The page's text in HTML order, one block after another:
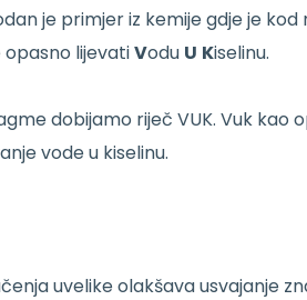
je primjer iz kemije gdje je
opasno lijevatiVodu U Kiselinu.
dobijamo riječ VUK. Vuk kao
vode u kiselinu.
uvelike olakšava usvajanje